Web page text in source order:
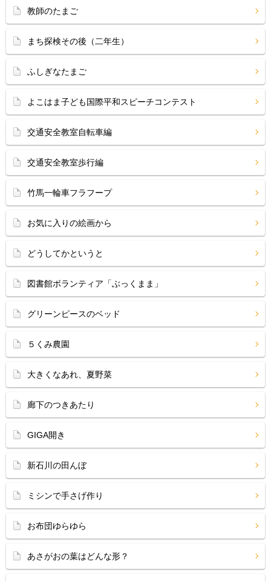
教師のたまご
まち探検その後（二年生）
ふしぎなたまご
よこはま子ども国際平和スピーチコンテスト
交通安全教室自転車編
交通安全教室歩行編
竹馬一輪車フラフープ
お気に入りの絵画から
どうしてかというと
図書館ボランティア「ぶっくまま」
グリーンピースのベッド
５くみ農園
大きくなあれ、夏野菜
廊下のつきあたり
GIGA開き
新石川の田んぼ
ミシンで手さげ作り
お布団ゆらゆら
あさがおの葉はどんな形？